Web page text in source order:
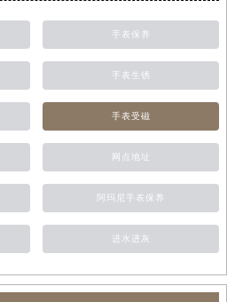
手表保养
手表生锈
手表受磁
网点地址
阿玛尼手表保养
进水进灰